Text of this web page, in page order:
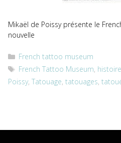
Mikaël de Poissy présente le
nouvelle
Catégories
French tattoo museum
Étiquettes
French Tattoo Museum,
Poissy, Tatouage, tatouages,